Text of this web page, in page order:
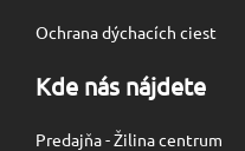
Ochrana dýchacích ciest
Kde nás nájdete
Predajňa - Žilina centrum